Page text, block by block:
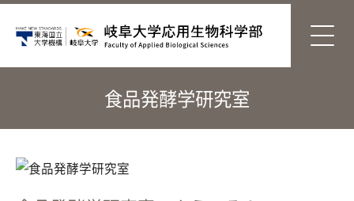
食品発酵学研究室